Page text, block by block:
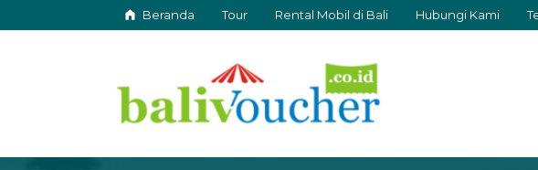
Beranda Tour Rental Mobil di Bali Hubungi Kami